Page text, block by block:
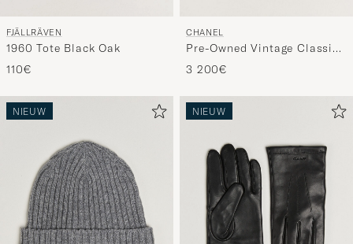
FJÄLLRÄVEN
1960 Tote Black Oak
110€
CHANEL
Pre-Owned Vintage Classic
Flap Bag Lambskin Black
3 200€
NIEUW NIEUW